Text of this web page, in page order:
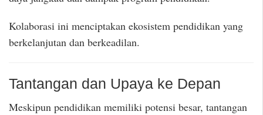
Kolaborasi ini menciptakan ekosistem pendidikan yang
berkelanjutan dan berkeadilan.
Tantangan dan Upaya ke Depan
Meskipun pendidikan memiliki potensi besar, tantangan